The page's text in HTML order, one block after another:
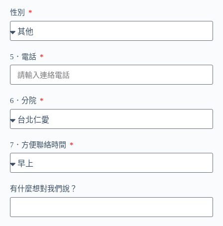
性別
5．電話
6．分院
7．方便聯絡時間
有什麼想對我們說？